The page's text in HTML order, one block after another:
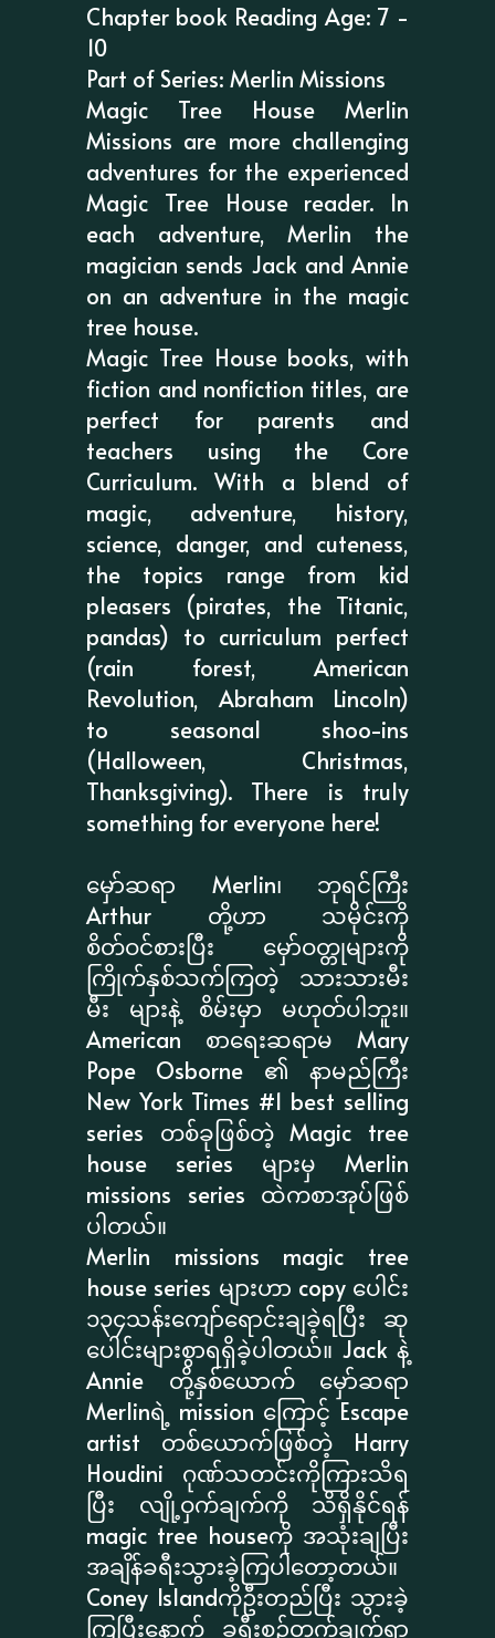
Chapter book Reading Age: 7 -
10
Part of Series: Merlin Missions
Magic Tree House Merlin
Missions are more challenging
adventures for the experienced
Magic Tree House reader. In
each adventure, Merlin the
magician sends Jack and Annie
on an adventure in the magic
tree house.
Magic Tree House books, with
fiction and nonfiction titles, are
perfect for parents and
teachers using the Core
Curriculum. With a blend of
magic, adventure, history,
science, danger, and cuteness,
the topics range from kid
pleasers (pirates, the Titanic,
pandas) to curriculum perfect
(rain forest, American
Revolution, Abraham Lincoln)
to seasonal shoo-ins
(Halloween, Christmas,
Thanksgiving). There is truly
something for everyone here!
မှော်ဆရာ Merlin၊ ဘုရင်ကြီး
Arthur တို့ဟာ သမိုင်းကို
စိတ်ဝင်စားပြီး မှော်ဝတ္တုများကို
ကြိုက်နှစ်သက်ကြတဲ့ သားသားမီး
မီး များနဲ့ စိမ်းမှာ မဟုတ်ပါဘူး။
American စာရေးဆရာမ Mary
Pope Osborne ၏ နာမည်ကြီး
New York Times #1 best selling
series တစ်ခုဖြစ်တဲ့ Magic tree
house series များမှ Merlin
missions series ထဲကစာအုပ်ဖြစ်
ပါတယ်။
Merlin missions magic tree
house series များဟာ copy ပေါင်း
၁၃၄သန်းကျော်ရောင်းချခဲ့ရပြီး ဆု
ပေါင်းများစွာရရှိခဲ့ပါတယ်။ Jack နဲ့
Annie တို့နှစ်ယောက် မှော်ဆရာ
Merlinရဲ့ mission ကြောင့် Escape
artist တစ်ယောက်ဖြစ်တဲ့ Harry
Houdini ဂုဏ်သတင်းကိုကြားသိရ
ပြီး လျို့ဝှက်ချက်ကို သိရှိနိုင်ရန်
magic tree houseကို အသုံးချပြီး
အချိန်ခရီးသွားခဲ့ကြပါတော့တယ်။
Coney Islandကိုဦးတည်ပြီး သွားခဲ့
ကြပြီးနောက် ခရီးစဥ်တွက်ချက်ရာ